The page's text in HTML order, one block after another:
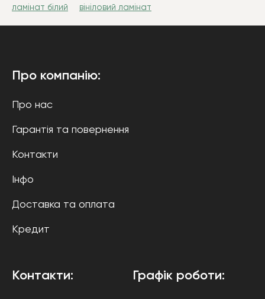
ламінат білий
вініловий ламінат
Про компанію:
Про нас
Гарантія та повернення
Контакти
Інфо
Доставка та оплата
Кредит
Контакти: Графік роботи: